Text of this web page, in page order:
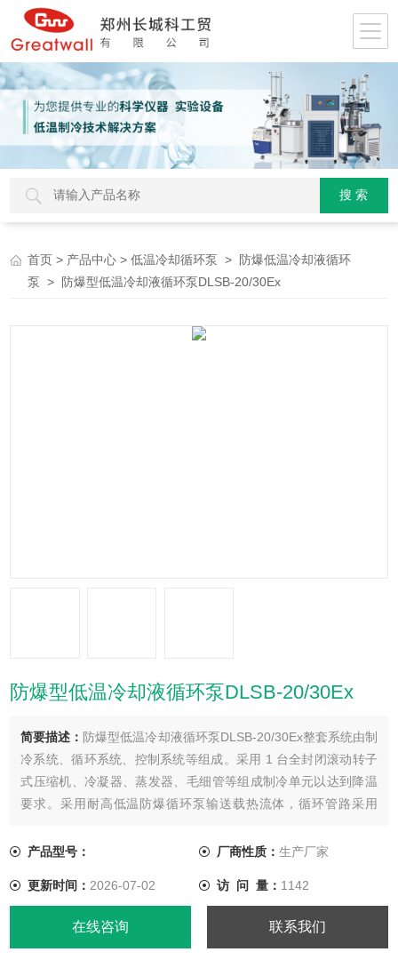
首页 > 产品中心 >低温冷却循环泵 >
防爆低温冷却液循环
泵
> 防爆型低温冷却液循环泵DLSB-20/30Ex
防爆型低温冷却液循环泵DLSB-20/30Ex
简要描述： 防爆型低温冷却液循环泵DLSB-20/30Ex整套系统由制
冷系统、循环系统、控制系统等组成。采用 1 台全封闭滚动转子
式压缩机、冷凝器、蒸发器、毛细管等组成制冷单元以达到降温
要求。采用耐高低温防爆循环泵输送载热流体，循环管路采用
产品型号：
厂商性质： 生产厂家
更新时间： 2026-07-02 访 问 量： 1142
在线咨询 联系我们